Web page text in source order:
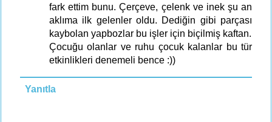
fark ettim bunu. Çerçeve, çelenk ve inek şu an
aklıma ilk gelenler oldu. Dediğin gibi parçası
kaybolan yapbozlar bu işler için biçilmiş kaftan.
Çocuğu olanlar ve ruhu çocuk kalanlar bu tür
etkinlikleri denemeli bence :))
Yanıtla